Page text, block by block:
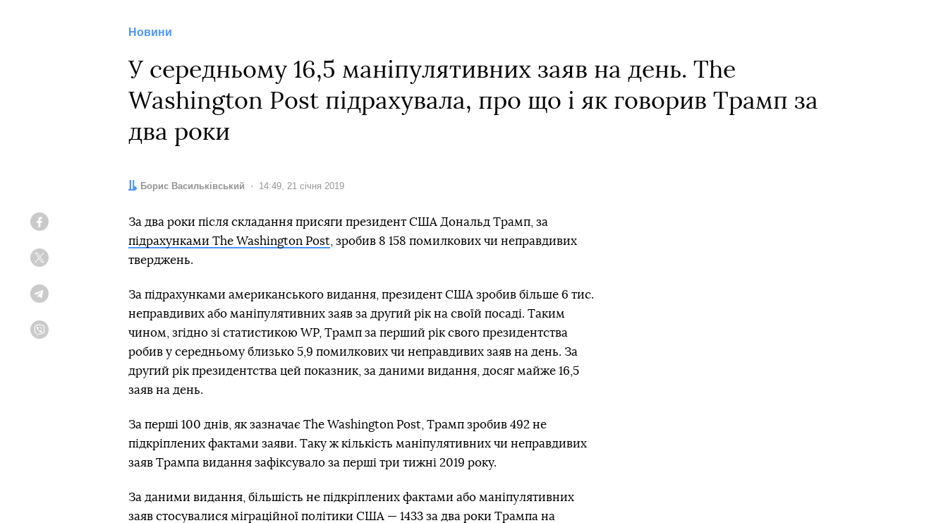
Новини
У середньому 16,5 маніпулятивних заяв на день. The
Washington Post підрахувала, про що і як говорив Трамп за
два роки
Автор:
Борис Васильківський Дата:
14:49, 21 січня 2019
За два роки після складання присяги президент США Дональд Трамп, за
підрахунками The Washington Post , зробив 8 158 помилкових чи неправдивих
тверджень.
За підрахунками американського видання, президент США зробив більше 6 тис.
неправдивих або маніпулятивних заяв за другий рік на своїй посаді. Таким
чином, згідно зі статистикою WP, Трамп за перший рік свого президентства
робив у середньому близько 5,9 помилкових чи неправдивих заяв на день. За
другий рік президентства цей показник, за даними видання, досяг майже 16,5
заяв на день.
За перші 100 днів, як зазначає The Washington Post, Трамп зробив 492 не
підкріплених фактами заяви. Таку ж кількість маніпулятивних чи неправдивих
заяв Трампа видання зафіксувало за перші три тижні 2019 року.
За даними видання, більшість не підкріплених фактами або маніпулятивних
заяв стосувалися міграційної політики США — 1433 за два роки Трампа на